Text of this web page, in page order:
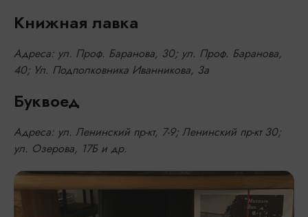
Книжная лавка
Адреса: ул. Проф. Баранова, 30; ул. Проф. Баранова,
40; ​Ул. Подполковника Иванникова, 3а
Буквоед
Адреса: ул. Ленинский пр-кт, 7-9; Ленинский пр-кт 30;
ул. Озерова, 17Б и др.